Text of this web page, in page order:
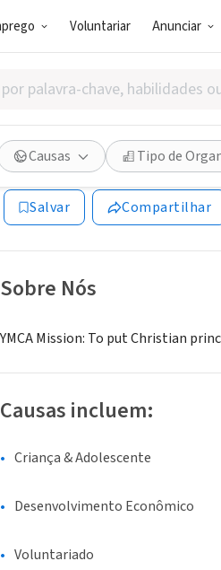
Voluntariar Anunciar
Causas Tipo de
YMCA of
Milwaukee, WI www.ymcamke.org
Salvar Compartilhar
Sobre Nós
YMCA Mission: To put Christian
Causas incluem:
Criança & Adolescente
Desenvolvimento Econômico
Voluntariado